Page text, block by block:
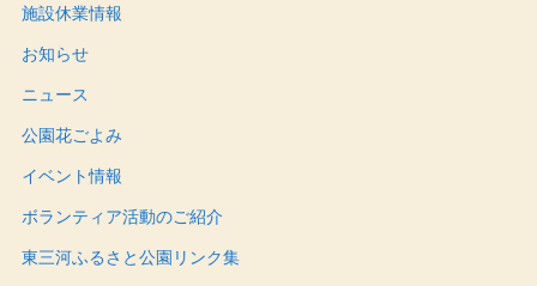
施設休業情報
お知らせ
ニュース
公園花ごよみ
イベント情報
ボランティア活動のご紹介
東三河ふるさと公園リンク集